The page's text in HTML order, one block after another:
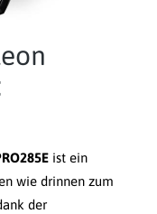
ist ein
wie drinnen zum
der